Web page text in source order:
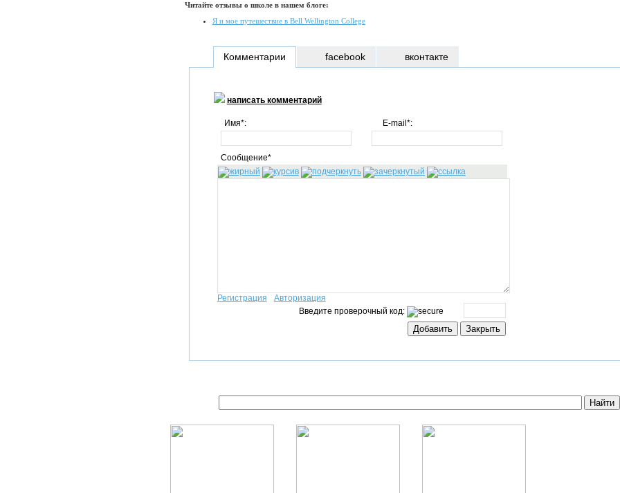
Читайте отзывы о школе в нашем блоге:
Я и мое путешествие в Bell Wellington College
Комментарии
написать комментарий
Имя*: E-mail*:
Сообщение*
Регистрация
Авторизация
Введите проверочный код:
facebook вконтакте